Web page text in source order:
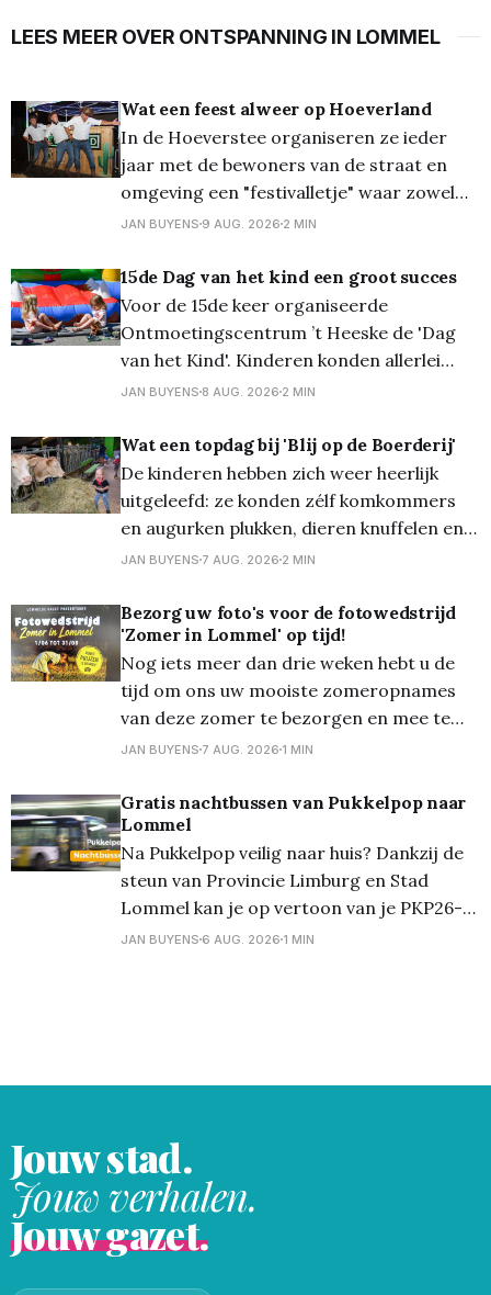
LEES MEER OVER ONTSPANNING IN LOMMEL
Wat een feest alweer op Hoeverland
In de Hoeverstee organiseren ze ieder
jaar met de bewoners van de straat en
omgeving een "festivalletje" waar zowel
jong als oud zich thuis voelen en waar ze
DJ te spelen en hun favoriete liedjes laten
horen. En zoals u alvast
JAN BUYENS 9 AUG. 2026 2 MIN
15de Dag van het kind een groot succes
Voor de 15de keer organiseerde
Ontmoetingscentrum ’t Heeske de 'Dag
van het Kind'. Kinderen konden allerlei
spellen doen zoals eendjes vissen, Dokter
kaart konden zij uit een zeer rijk
assortiment speelgoed kiezen. Voor hen
waren ook al de versnaperingen gratis:
van hot-
JAN BUYENS 8 AUG. 2026 2 MIN
Wat een topdag bij 'Blij op de Boerderij'
De kinderen hebben zich weer heerlijk
uitgeleefd: ze konden zélf komkommers
en augurken plukken, dieren knuffelen en
eten geven (waaronder schaapjes en de
varkens en de koeien. Ze schrokken wel
dat de koeien zo een lange tong hadden...
Overal waren alleen maar
JAN BUYENS 7 AUG. 2026 2 MIN
Bezorg uw foto's voor de fotowedstrijd
'Zomer in Lommel' op tijd!
Nog iets meer dan drie weken hebt u de
tijd om ons uw mooiste zomeropnames
van deze zomer te bezorgen en mee te
dingen naar een mooie prijs... Zondag 30
onherroepelijke deadline! En die foto's die
mogen zowat 'alles'
JAN BUYENS 7 AUG. 2026 1 MIN
Gratis nachtbussen van Pukkelpop naar
Lommel
Na Pukkelpop veilig naar huis? Dankzij de
steun van Provincie Limburg en Stad
Lommel kan je op vertoon van je PKP26-
polsbandje gratis gebruik maken van de
JAN BUYENS 6 AUG. 2026 1 MIN
Jouw stad.
Jouw verhalen.
Jouw gazet.